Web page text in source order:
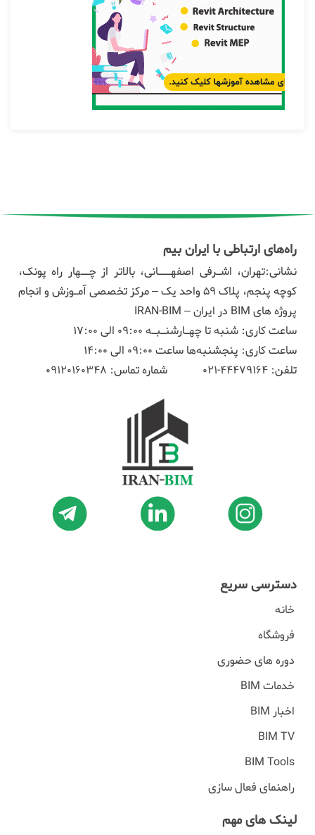
راه‌های ارتباطی با ایران بیم
نشانی:تهران، اشـرفی اصفهـــانی، بالاتر از چــهار راه پونک،
کوچه پنجم، پلاک ۵۹ واحد یک – مرکز تخصصی آمـوزش و انجام
پروژه های BIM در ایران – IRAN-BIM
ساعت کاری: شنبه تا چهـارشنـبـه 09:00 الی 17:00
ساعت کاری: پنجشنبه‌ها ساعت 09:00 الی 14:00
تلفن: 44479164-021 شماره تماس: 09120160348
دسترسی سریع
خانه
فروشگاه
دوره های حضوری
خدمات BIM
اخبار BIM
BIM TV
BIM Tools
راهنمای فعال سازی
لینک های مهم